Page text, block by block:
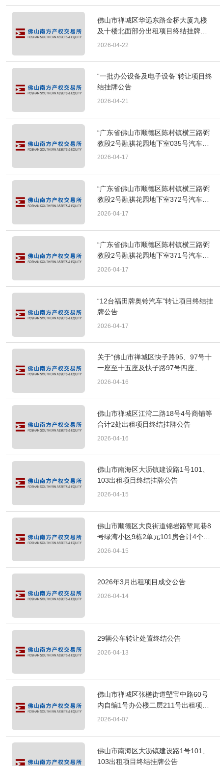
佛山市禅城区华远东路金桥大厦九楼
及十楼北面部分出租项目终结挂牌公
告
2026-04-22
“一批办公设备及电子设备”转让项目终
结挂牌公告
2026-04-21
“广东省佛山市顺德区陈村镇横三路弼
教段2号融祺花园地下室035号汽车
位”（项目编号：FSAE[2026]A095）
2026-04-17
“广东省佛山市顺德区陈村镇横三路弼
教段2号融祺花园地下室372号汽车
位”（项目编号：FSAE[2026]A097）
2026-04-17
“广东省佛山市顺德区陈村镇横三路弼
教段2号融祺花园地下室371号汽车
位”（项目编号：FSAE[2026]A096）
2026-04-17
“12台福田牌奥铃汽车”转让项目终结挂
牌公告
2026-04-17
关于“佛山市禅城区快子路95、97号十
一座至十五座及快子路97号四座、快
子路97号等七处物业”出租项目终结挂
2026-04-16
佛山市禅城区江湾二路18号4号商铺等
合计2处出租项目终结挂牌公告
2026-04-16
佛山市南海区大沥镇建设路1号101、
103出租项目终结挂牌公告
2026-04-15
佛山市顺德区大良街道锦岩路堑尾巷8
号绿湾小区9栋2单元101房合计4个出
租项目终结挂牌公告
2026-04-15
2026年3月出租项目成交公告
2026-04-14
29辆公车转让处置终结公告
2026-04-13
佛山市禅城区张槎街道塱宝中路60号
内自编1号办公楼二层211号出租项目
终结挂牌公告
2026-04-07
佛山市南海区大沥镇建设路1号101、
103出租项目终结挂牌公告